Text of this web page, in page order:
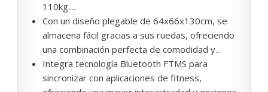
110kg....
Con un diseño plegable de 64x66x130cm, se
almacena fácil gracias a sus ruedas, ofreciendo
una combinación perfecta de comodidad y...
Integra tecnología Bluetooth FTMS para
sincronizar con aplicaciones de fitness,